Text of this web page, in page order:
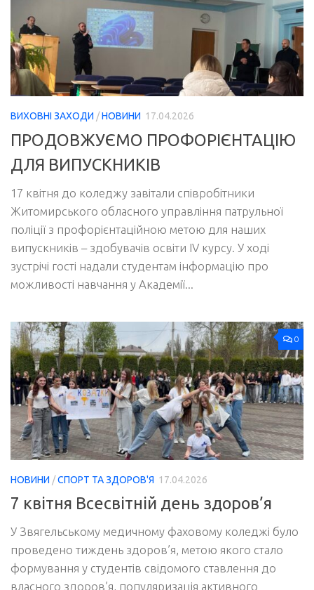
ВИХОВНІ ЗАХОДИ /НОВИНИ 17.04.2026
ПРОДОВЖУЄМО ПРОФОРІЄНТАЦІЮ
ДЛЯ ВИПУСКНИКІВ
17 квітня до коледжу завітали співробітники
Житомирського обласного управління патрульної
поліції з профорієнтаційною метою для наших
випускників – здобувачів освіти IV курсу. У ході
зустрічі гості надали студентам інформацію про
можливості навчання у Академії...
0
НОВИНИ /СПОРТ ТА ЗДОРОВ'Я 17.04.2026
7 квітня Всесвітній день здоров’я
У Звягельському медичному фаховому коледжі було
проведено тиждень здоров’я, метою якого стало
формування у студентів свідомого ставлення до
власного здоров’я, популяризація активного